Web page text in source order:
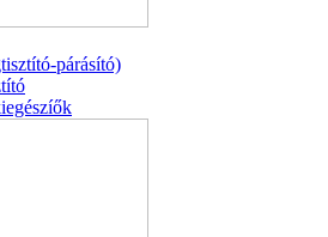
párásító)